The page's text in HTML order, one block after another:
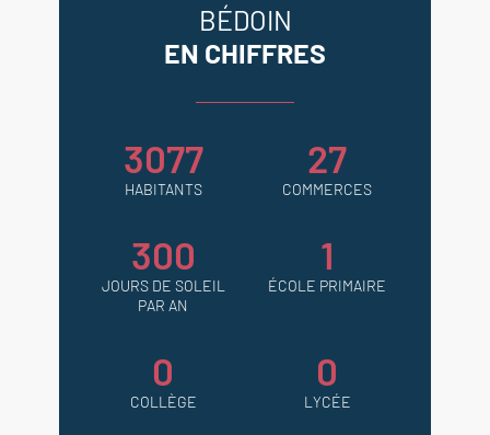
BÉDOIN
EN CHIFFRES
3077
HABITANTS
27
COMMERCES
300
JOURS DE SOLEIL
PAR AN
1
ÉCOLE PRIMAIRE
0
COLLÈGE
0
LYCÉE